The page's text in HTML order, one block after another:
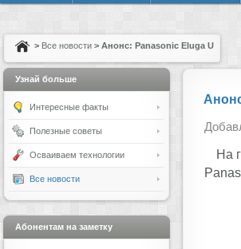
> Все новости > Анонс: Panasonic Eluga U
На
Узнай больше
Интересные факты
Полезные советы
Осваиваем технологии
Все новости
Абонентам на заметку